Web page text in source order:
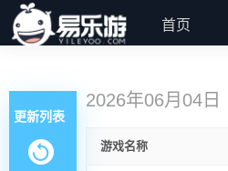
首页
更新列表
2026年06月04日
游戏名称